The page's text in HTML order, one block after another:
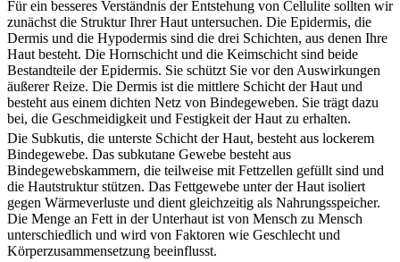
Für ein besseres Verständnis der Entstehung von Cellulite sollten wir
zunächst die Struktur Ihrer Haut untersuchen. Die Epidermis, die
Dermis und die Hypodermis sind die drei Schichten, aus denen Ihre
Haut besteht. Die Hornschicht und die Keimschicht sind beide
Bestandteile der Epidermis. Sie schützt Sie vor den Auswirkungen
äußerer Reize. Die Dermis ist die mittlere Schicht der Haut und
besteht aus einem dichten Netz von Bindegeweben. Sie trägt dazu
bei, die Geschmeidigkeit und Festigkeit der Haut zu erhalten.
Die Subkutis, die unterste Schicht der Haut, besteht aus lockerem
Bindegewebe. Das subkutane Gewebe besteht aus
Bindegewebskammern, die teilweise mit Fettzellen gefüllt sind und
die Hautstruktur stützen. Das Fettgewebe unter der Haut isoliert
gegen Wärmeverluste und dient gleichzeitig als Nahrungsspeicher.
Die Menge an Fett in der Unterhaut ist von Mensch zu Mensch
unterschiedlich und wird von Faktoren wie Geschlecht und
Körperzusammensetzung beeinflusst.